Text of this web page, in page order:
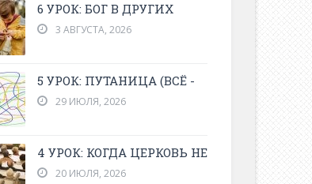
6 УРОК: БОГ В ДРУГИХ
3 АВГУСТА, 2026
5 УРОК: ПУТАНИЦА (ВСЁ -
29 ИЮЛЯ, 2026
4 УРОК: КОГДА ЦЕРКОВЬ НЕ
20 ИЮЛЯ, 2026